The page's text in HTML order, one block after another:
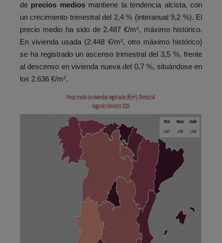
de precios mediosmantiene la tendencia alcista, con
un crecimiento trimestral del 2,4 % (interanual 9,2 %). El
precio medio ha sido de 2.487 €/m², máximo histórico.
En vivienda usada (2.448 €/m², otro máximo histórico)
se ha registrado un ascenso trimestral del 3,5 %, frente
al descenso en vivienda nueva del 0,7 %, situándose en
los 2.636 €/m².